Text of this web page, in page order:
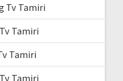
Tv Tamiri
Tamiri
Tamiri
Tamiri